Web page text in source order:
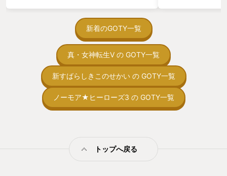
がない少しだけ
向けか？という
の印象。 しかし
止する設定を有
の仕組みの理解
満足できるまで
新着のGOTY一覧
真・女神転生V の GOTY一覧
新すばらしきこのせかい の GOTY一覧
ノーモア★ヒーローズ3 の GOTY一覧
トップへ戻る